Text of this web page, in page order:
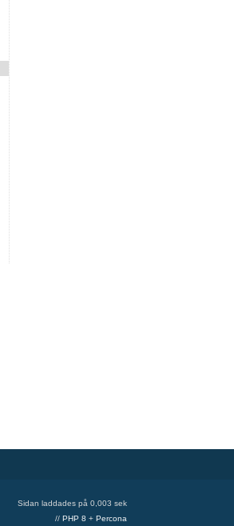
Sidan laddades på 0,003 sek
// PHP 8 + Percona